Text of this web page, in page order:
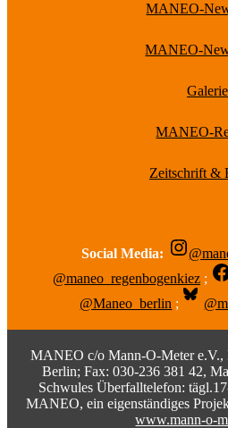
MANEO-
MANEO-
Galerie
MANEO-
Zeitschrift &
Social Media:
@maneo_regenbogenkiez ;
@Maneo_berlin ;
MANEO c/o Mann-O-Meter e.V.,
Berlin; Fax: 030-236 381 42,
Schwules Überfalltelefon:
MANEO, ein eigenständiges
www.mann-o-